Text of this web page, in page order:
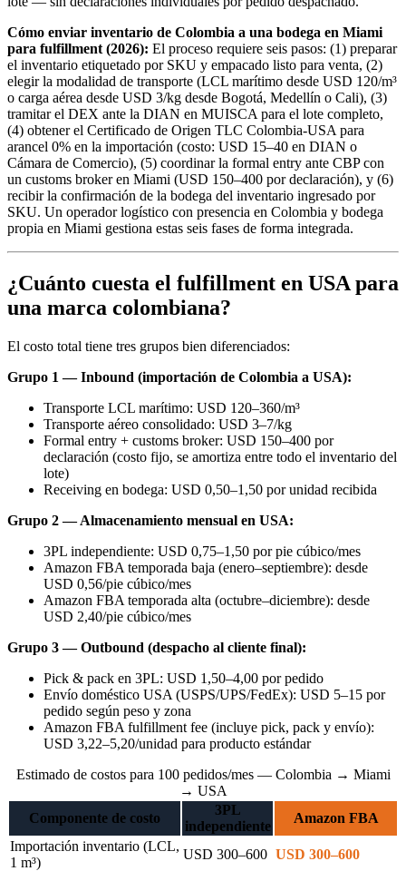
Cómo enviar inventario de Colombia a una bodega en Miami
para fulfillment (2026): El proceso requiere seis pasos: (1) preparar
el inventario etiquetado por SKU y empacado listo para venta, (2)
elegir la modalidad de transporte (LCL marítimo desde USD 120/m³
o carga aérea desde USD 3/kg desde Bogotá, Medellín o Cali), (3)
tramitar el DEX ante la DIAN en MUISCA para el lote completo,
(4) obtener el Certificado de Origen TLC Colombia-USA para
arancel 0% en la importación (costo: USD 15–40 en DIAN o
Cámara de Comercio), (5) coordinar la formal entry ante CBP con
un customs broker en Miami (USD 150–400 por declaración), y (6)
recibir la confirmación de la bodega del inventario ingresado por
SKU. Un operador logístico con presencia en Colombia y bodega
propia en Miami gestiona estas seis fases de forma integrada.
¿Cuánto cuesta el fulfillment en USA para
una marca colombiana?
El costo total tiene tres grupos bien diferenciados:
Grupo 1 — Inbound (importación de Colombia a USA):
Transporte LCL marítimo: USD 120–360/m³
Transporte aéreo consolidado: USD 3–7/kg
Formal entry + customs broker: USD 150–400 por
declaración (costo fijo, se amortiza entre todo el inventario del
lote)
Receiving en bodega: USD 0,50–1,50 por unidad recibida
Grupo 2 — Almacenamiento mensual en USA:
3PL independiente: USD 0,75–1,50 por pie cúbico/mes
Amazon FBA temporada baja (enero–septiembre): desde
USD 0,56/pie cúbico/mes
Amazon FBA temporada alta (octubre–diciembre): desde
USD 2,40/pie cúbico/mes
Grupo 3 — Outbound (despacho al cliente final):
Pick & pack en 3PL: USD 1,50–4,00 por pedido
Envío doméstico USA (USPS/UPS/FedEx): USD 5–15 por
pedido según peso y zona
Amazon FBA fulfillment fee (incluye pick, pack y envío):
USD 3,22–5,20/unidad para producto estándar
Estimado de costos para 100 pedidos/mes — Colombia → Miami
→ USA
Componente de costo
3PL
independiente
Amazon FBA
Importación inventario (LCL,
1 m³)
USD 300–600 USD 300–600